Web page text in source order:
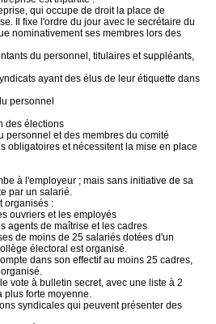
qui occupe de droit la place de
Il fixe l'ordre du jour avec le secrétaire du
nominativement ses membres lors des
du personnel, titulaires et suppléants,
ayant des élus de leur étiquette dans
personnel
des élections
personnel et des membres du comité
obligatoires et nécessitent la mise en place
à l'employeur ; mais sans initiative de sa
par un salarié.
organisés :
ouvriers et les employés
agents de maîtrise et les cadres
de moins de 25 salariés dotées d'un
électoral est organisé.
dans son effectif au moins 25 cadres,
vote à bulletin secret, avec une liste à 2
plus forte moyenne.
syndicales qui peuvent présenter des